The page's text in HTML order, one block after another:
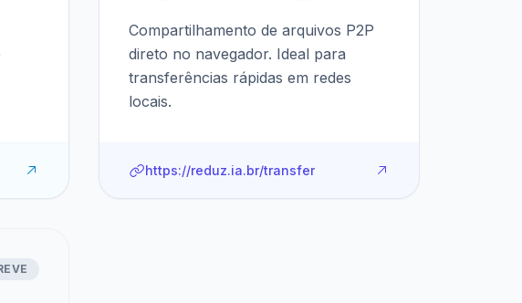
Compartilhamento de arquivos P2P
direto no navegador. Ideal para
transferências rápidas em redes
locais.
https://reduz.ia.br/transfer